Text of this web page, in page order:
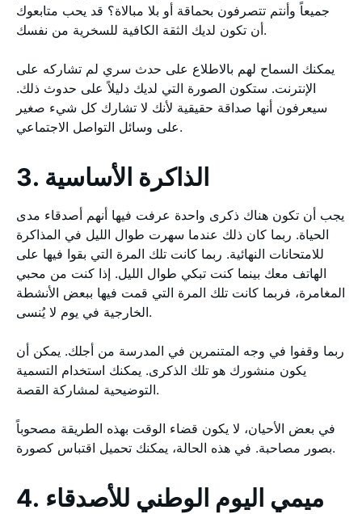
جميعاً وأنتم تتصرفون بحماقة أو بلا مبالاة؟ قد يحب متابعوك
أن تكون لديك الثقة الكافية للسخرية من نفسك.
يمكنك السماح لهم بالاطلاع على حدث سري لم تشاركه على
الإنترنت. ستكون الصورة التي لديك دليلاً على حدوث ذلك.
سيعرفون أنها صداقة حقيقية لأنك لا تشارك كل شيء صغير
على وسائل التواصل الاجتماعي.
3. الذاكرة الأساسية
يجب أن تكون هناك ذكرى واحدة عرفت فيها أنهم أصدقاء مدى
الحياة. ربما كان ذلك عندما سهرت طوال الليل في المذاكرة
للامتحانات النهائية. ربما كانت تلك المرة التي بقوا فيها على
الهاتف معك بينما كنت تبكي طوال الليل. إذا كنت من محبي
المغامرة، فربما كانت تلك المرة التي قمت فيها ببعض الأنشطة
الخارجية في يوم لا يُنسى.
ربما وقفوا في وجه المتنمرين في المدرسة من أجلك. يمكن أن
يكون منشورك هو تلك الذكرى. يمكنك استخدام التسمية
التوضيحية لمشاركة القصة.
في بعض الأحيان، لا يكون قضاء الوقت بهذه الطريقة مصحوباً
بصور مصاحبة. في هذه الحالة، يمكنك تحميل اقتباس كصورة.
4. ميمي اليوم الوطني للأصدقاء